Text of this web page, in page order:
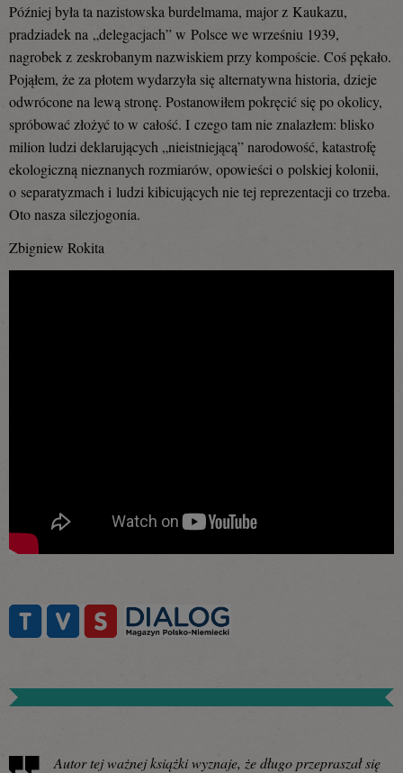
Później była ta nazistowska burdelmama, major z Kaukazu,
pradziadek na „delegacjach” w Polsce we wrześniu 1939,
nagrobek z zeskrobanym nazwiskiem przy kompoście. Coś pękało.
Pojąłem, że za płotem wydarzyła się alternatywna historia, dzieje
odwrócone na lewą stronę. Postanowiłem pokręcić się po okolicy,
spróbować złożyć to w całość. I czego tam nie znalazłem: blisko
milion ludzi deklarujących „nieistniejącą” narodowość, katastrofę
ekologiczną nieznanych rozmiarów, opowieści o polskiej kolonii,
o separatyzmach i ludzi kibicujących nie tej reprezentacji co trzeba.
Oto nasza silezjogonia.
Zbigniew Rokita
Autor tej ważnej książki wyznaje, że długo przepraszał się